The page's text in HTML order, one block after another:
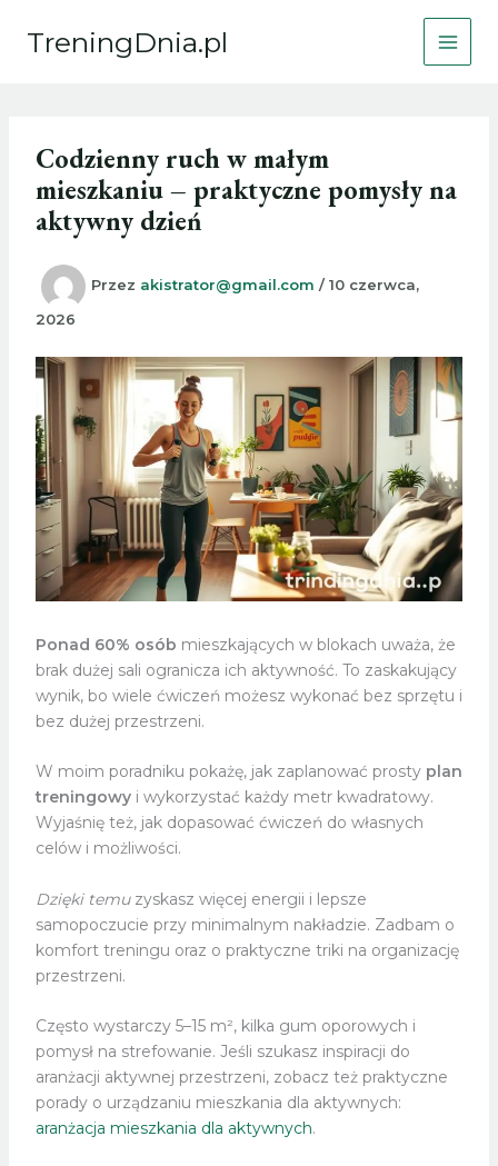
TreningDnia.pl
Codzienny ruch w małym
mieszkaniu – praktyczne pomysły na
aktywny dzień
Przez akistrator@gmail.com /10 czerwca,
2026
Ponad 60% osób mieszkających w blokach uważa, że
brak dużej sali ogranicza ich aktywność. To zaskakujący
wynik, bo wiele ćwiczeń możesz wykonać bez sprzętu i
bez dużej przestrzeni.
W moim poradniku pokażę, jak zaplanować prosty plan
treningowyi wykorzystać każdy metr kwadratowy.
Wyjaśnię też, jak dopasować ćwiczeń do własnych
celów i możliwości.
Dzięki temuzyskasz więcej energii i lepsze
samopoczucie przy minimalnym nakładzie. Zadbam o
komfort treningu oraz o praktyczne triki na organizację
przestrzeni.
Często wystarczy 5–15 m², kilka gum oporowych i
pomysł na strefowanie. Jeśli szukasz inspiracji do
aranżacji aktywnej przestrzeni, zobacz też praktyczne
porady o urządzaniu mieszkania dla aktywnych:
aranżacja mieszkania dla aktywnych.